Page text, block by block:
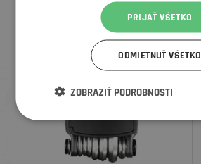
PRIJAŤ VŠETKO
ODMIETNUŤ VŠETKO
ZOBRAZIŤ PODROBNOSTI